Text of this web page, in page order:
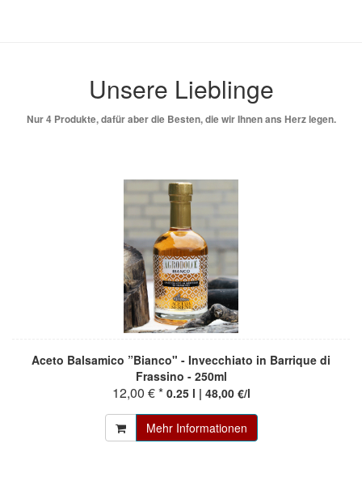
Unsere Lieblinge
Nur 4 Produkte, dafür aber die Besten, die wir Ihnen ans Herz legen.
Aceto Balsamico ”Bianco" - Invecchiato in Barrique di
Frassino - 250ml
12,00 € * 0.25 l | 48,00 €/l
Mehr Informationen